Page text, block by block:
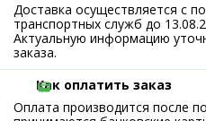
Доставка осуществляется с
транспортных служб до
Актуальную информацию
заказа.
Как оплатить заказ
Оплата производится после